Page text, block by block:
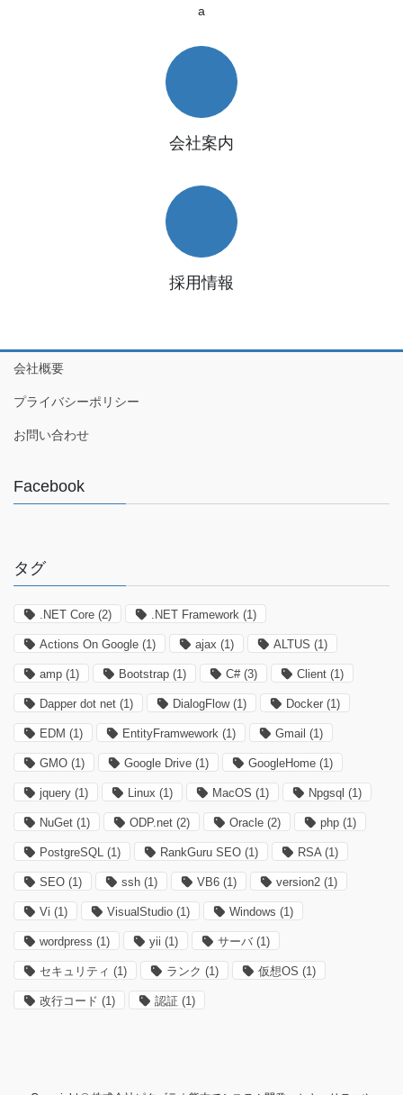
a
会社案内
採用情報
会社概要
プライバシーポリシー
お問い合わせ
Facebook
タグ
.NET Core (2) .NET Framework (1)
Actions On Google (1) ajax (1) ALTUS (1)
amp (1) Bootstrap (1) C#(3) Client (1)
Dapper dot net (1) DialogFlow(1) Docker (1)
EDM (1) EntityFramwework (1) Gmail (1)
GMO (1) Google Drive (1) GoogleHome (1)
jquery (1) Linux (1) MacOS (1) Npgsql (1)
NuGet (1) ODP.net (2) Oracle (2) php (1)
PostgreSQL (1) RankGuru SEO (1) RSA(1)
SEO (1) ssh (1) VB6 (1) version2 (1)
Vi (1) VisualStudio (1) Windows (1)
wordpress (1) yii (1) サーバ (1)
セキュリティ (1) ランク (1) 仮想OS (1)
改行コード (1) 認証 (1)